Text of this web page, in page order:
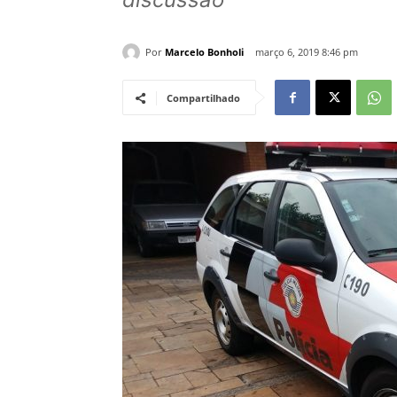
Por Marcelo Bonholi março 6, 2019 8:46 pm
Compartilhado